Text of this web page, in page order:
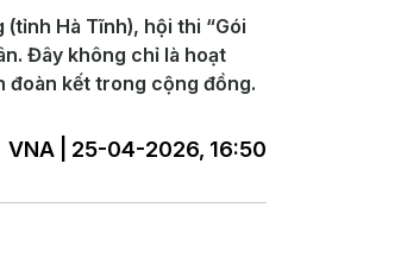
Hà Tĩnh), hội thi “Gói
Đây không chỉ là hoạt
đoàn kết trong cộng đồng.
VNA | 25-04-2026, 16:50